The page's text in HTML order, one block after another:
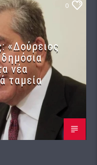
0
«Δούρειος
νέα
ταμεία